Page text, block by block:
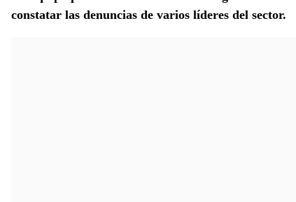
constatar las denuncias de varios líderes del sector.